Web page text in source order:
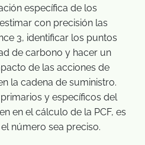
específica de los
con precisión las
3, identificar los puntos
de carbono y hacer un
de las acciones de
la cadena de suministro.
y específicos del
en el cálculo de la PCF, es
número sea preciso.